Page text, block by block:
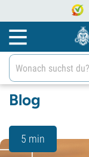
Blog
5 min